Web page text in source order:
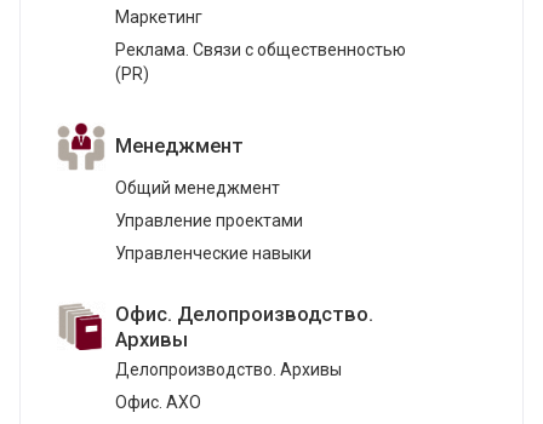
Маркетинг
Реклама. Связи с общественностью
(PR)
Менеджмент
Общий менеджмент
Управление проектами
Управленческие навыки
Офис. Делопроизводство.
Архивы
Делопроизводство. Архивы
Офис. АХО